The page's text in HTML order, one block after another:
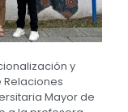
y
Mayor de